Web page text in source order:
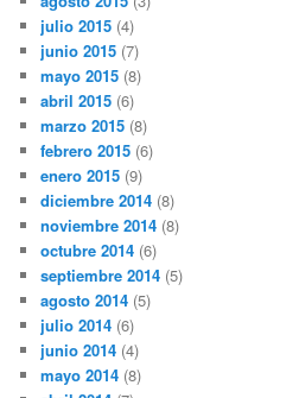
julio 2015 (4)
junio 2015 (7)
mayo 2015 (8)
abril 2015 (6)
marzo 2015 (8)
febrero 2015 (6)
enero 2015 (9)
diciembre 2014 (8)
noviembre 2014 (8)
octubre 2014 (6)
septiembre 2014 (5)
agosto 2014 (5)
julio 2014 (6)
junio 2014 (4)
mayo 2014 (8)